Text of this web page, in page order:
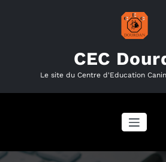
CEC
Le site du Centre d'Education